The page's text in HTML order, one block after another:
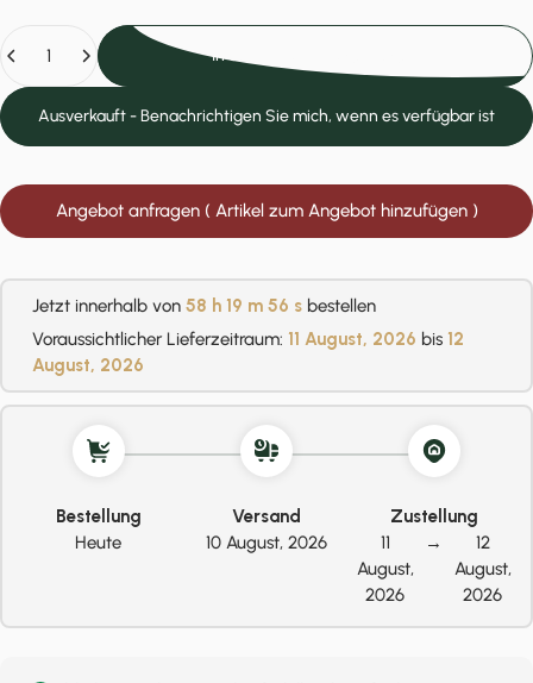
In den Einkaufswagen legen
Ausverkauft - Benachrichtigen Sie mich, wenn es verfügbar ist
Angebot anfragen ( Artikel zum Angebot hinzufügen )
Jetzt innerhalb von 58 h 19 m 55 s bestellen
Voraussichtlicher Lieferzeitraum: 11 August, 2026 bis 12
August, 2026
Bestellung
Heute
Versand
10 August, 2026
Zustellung
11
August,
2026
→
12
August,
2026